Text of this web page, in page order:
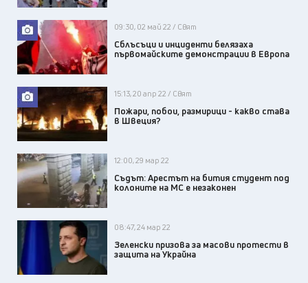
09:30, 02 май 22 / Свят
Сблъсъци и инциденти белязаха
първомайските демонстрации в Европа
15:13, 20 апр 22 / Свят
Пожари, побои, размирици - какво става
в Швеция?
12:00, 29 мар 22
Съдът: Арестът на бития студент под
колоните на МС е незаконен
08:47, 24 мар 22
Зеленски призова за масови протести в
защита на Украйна